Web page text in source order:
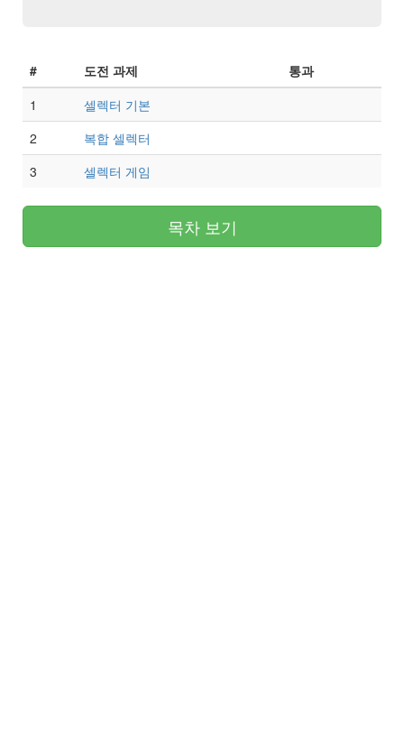
# 도전 과제
통과
1
셀렉터 기본
2
복합 셀렉터
3
셀렉터 게임
목차 보기